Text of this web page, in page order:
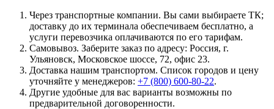
Через транспортные компании. Вы сами выбираете ТК;
доставку до их терминала обеспечиваем бесплатно, а
услуги перевозчика оплачиваются по его тарифам.
Самовывоз. Заберите заказ по адресу: Россия, г.
Ульяновск, Московское шоссе, 72, офис 23.
Доставка нашим транспортом. Список городов и цену
уточняйте у менеджеров: +7 (800) 600-80-22.
Другие удобные для вас варианты возможны по
предварительной договоренности.